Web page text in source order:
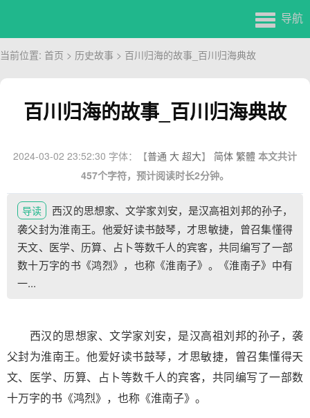
导航
当前位置: 首页 > 历史故事 > 百川归海的故事_百川归海典故
百川归海的故事_百川归海典故
2024-03-02 23:52:30 字体：【普通 大 超大】 简体 繁體 本文共计
457个字符，预计阅读时长2分钟。
导读
西汉的思想家、文学家刘安，是汉高祖刘邦的孙子，
袭父封为淮南王。他爱好读书鼓琴，才思敏捷，曾召集懂得
天文、医学、历算、占卜等数千人的宾客，共同编写了一部
数十万字的书《鸿烈》，也称《淮南子》。《淮南子》中有
一...
西汉的思想家、文学家刘安，是汉高祖刘邦的孙子，袭
父封为淮南王。他爱好读书鼓琴，才思敏捷，曾召集懂得天
文、医学、历算、占卜等数千人的宾客，共同编写了一部数
十万字的书《鸿烈》，也称《淮南子》。